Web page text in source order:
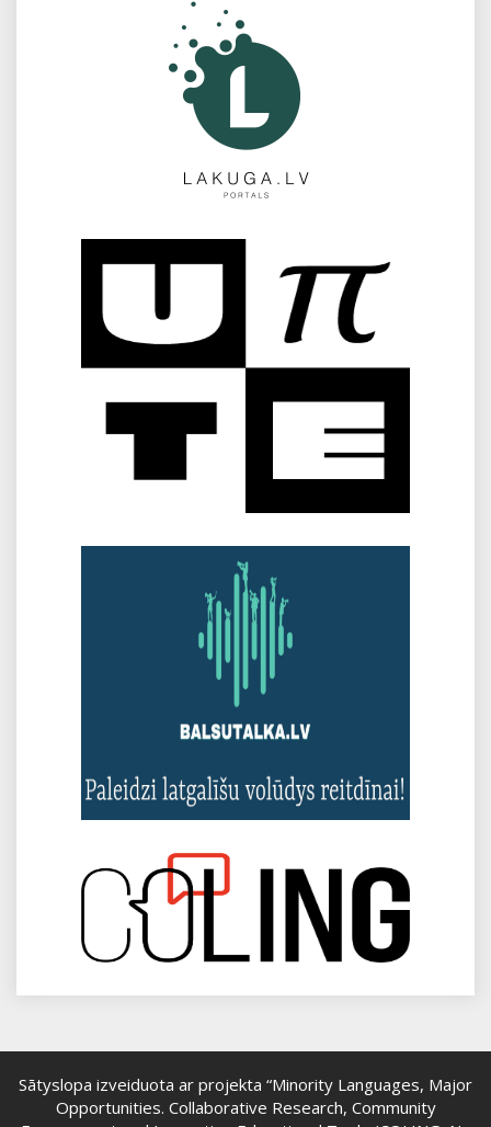
Sātyslopa izveiduota ar projekta “Minority Languages, Major
Opportunities. Collaborative Research, Community